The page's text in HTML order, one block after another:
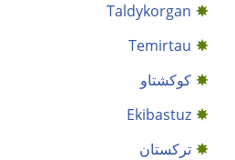
Taldykorgan
Temirtau
كوكشتاو
Ekibastuz
ترکستان